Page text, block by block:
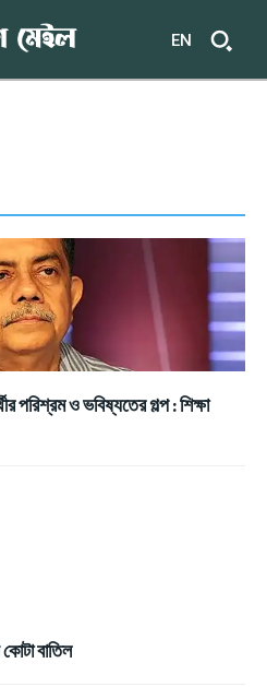
EN
পরিশ্রম ও ভবিষ্যতের গল্প : শিক্ষা
বাতিল